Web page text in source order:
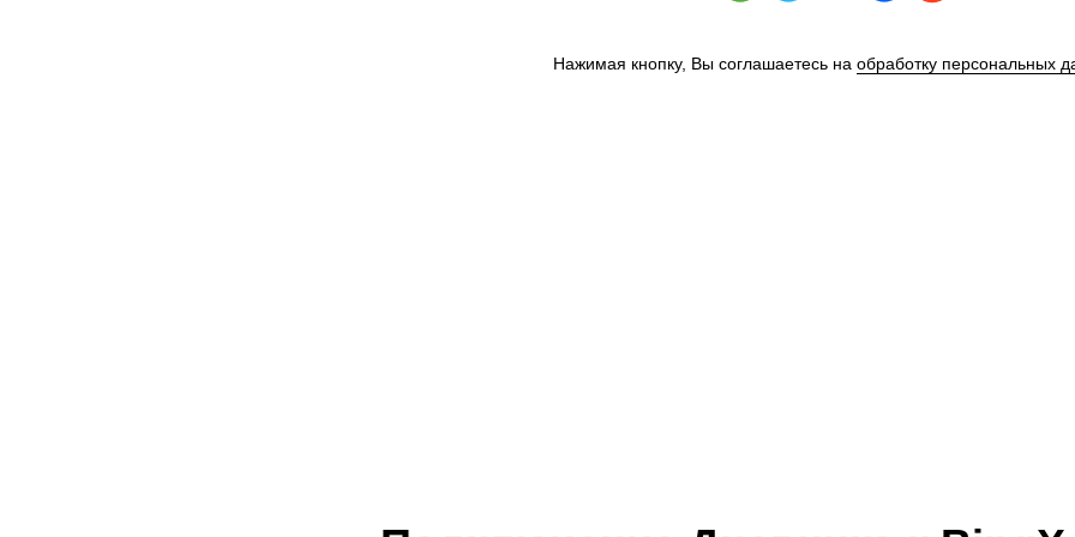
Нажимая кнопку, Вы соглашаетесь на обработку персональных